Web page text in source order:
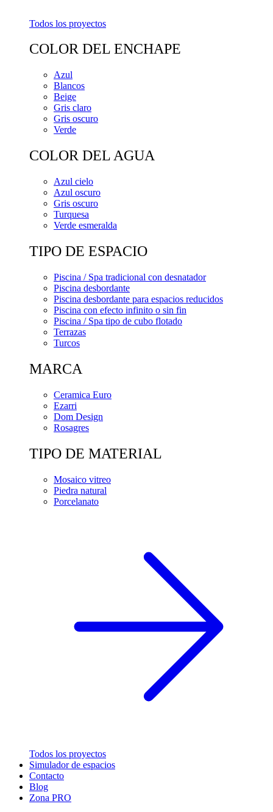
Todos los proyectos
COLOR DEL ENCHAPE
Azul
Blancos
Beige
Gris claro
Gris oscuro
Verde
COLOR DEL AGUA
Azul cielo
Azul oscuro
Gris oscuro
Turquesa
Verde esmeralda
TIPO DE ESPACIO
Piscina / Spa tradicional con desnatador
Piscina desbordante
Piscina desbordante para espacios reducidos
Piscina con efecto infinito o sin fin
Piscina / Spa tipo de cubo flotado
Terrazas
Turcos
MARCA
Ceramica Euro
Ezarri
Dom Design
Rosagres
TIPO DE MATERIAL
Mosaico vitreo
Piedra natural
Porcelanato
Todos los proyectos
Simulador de espacios
Contacto
Blog
Zona PRO